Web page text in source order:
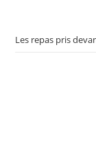
Les repas pris